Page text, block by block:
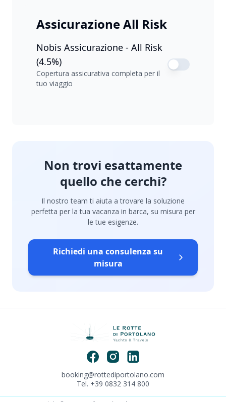
Assicurazione All Risk
Nobis Assicurazione - All Risk
(4.5%)
Copertura assicurativa completa per il
tuo viaggio
Non trovi esattamente
quello che cerchi?
Il nostro team ti aiuta a trovare la soluzione
perfetta per la tua vacanza in barca, su misura per
le tue esigenze.
Richiedi una consulenza su
misura
booking@rottediportolano.com
Tel. +39 0832 314 800